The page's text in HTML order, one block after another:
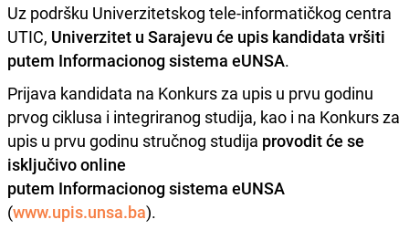
Uz podršku Univerzitetskog tele-informatičkog centra
UTIC, Univerzitet u Sarajevu će upis kandidata vršiti
putem Informacionog sistema eUNSA.
Prijava kandidata na Konkurs za upis u prvu godinu
prvog ciklusa i integriranog studija, kao i na Konkurs za
upis u prvu godinu stručnog studija provodit će se
isključivo online
putem Informacionog sistema eUNSA
(www.upis.unsa.ba).